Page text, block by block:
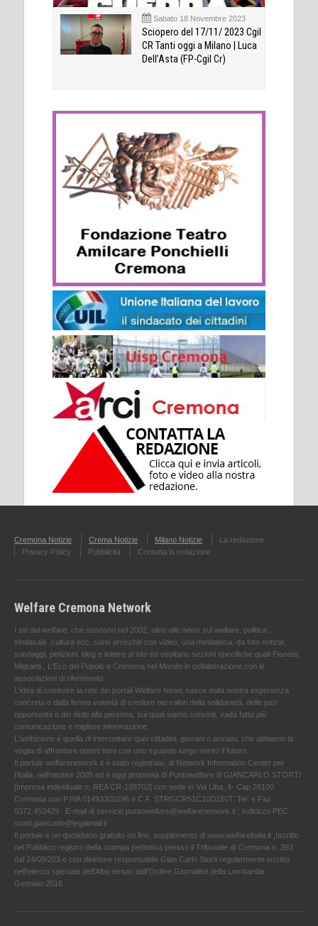
Sabato 18 Novembre 2023
Sciopero del 17/11/ 2023 Cgil
CR Tanti oggi a Milano | Luca
Dell’Asta (FP-Cgil Cr)
Cremona Notizie Crema Notizie Milano Notizie
La redazione
Privacy Policy
Pubblicità Contatta la redazione
Welfare Cremona Network
I siti del welfare, che nascono nel 2002, oltre alle news sul welfare, politica ,
sindacale ,cultura ecc. sono arricchiti con video, una mediateca, da foto notizie,
sondaggi, petizioni, blog e lettere al sito ed ospitano sezioni specifiche quali Pianeta
Migranti , L'Eco del Popolo e Cremona nel Mondo in collaborazione con le
associazioni di riferimento.
L'idea di costruire la rete dei portali Welfare News nasce dalla nostra esperienza
concreta e dalla ferma volontà di credere nei valori della solidarietà, delle pari
opportunità e dei diritti alla persona, sui quali siamo convinti, vada fatta più
comunicazione e migliore informazione.
L'ambizione è quella di intercettare quei cittadini, giovani o anziani, che abbiamo la
voglia di affrontare questi temi con uno sguardo lungo verso il futuro.
Il portale welfarenetwork.it è stato registrato, al Network Information Center per
l'Italia, nell’ottobre 2005 ed è oggi proprietà di Puntowelfare di GIANCARLO STORTI
[Impresa individuale n. REA CR-188702] con sede in Via Litta, 4- Cap 26100
Cremona con P.IVA 01493300196 e C.F. STRGCR51C10D150T. Tel. e Fax
0372.453429 . E-mail di servizio puntowelfare@welfarenetwork.it ; indirizzo PEC
storti.giancarlo@legalmail.it
Il portale è un quotidiano gratuito on line, supplemento di www.welfareitalia.it ,Iscritto
nel Pubblico registro della stampa periodica presso il Tribunale di Cremona n. 393
dal 24/09/203 e con direttore responsabile Gian Carlo Storti regolarmente iscritto
nell’elenco speciale dell’Albo tenuto dall’Ordine Giornalisti della Lombardia.
Gennaio 2016